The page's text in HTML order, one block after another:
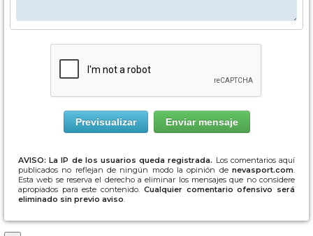
AVISO: La IP de los usuarios queda registrada. Los comentarios aquí
publicados no reflejan de ningún modo la opinión de nevasport.com.
Esta web se reserva el derecho a eliminar los mensajes que no considere
apropiados para este contenido. Cualquier comentario ofensivo será
eliminado sin previo aviso.